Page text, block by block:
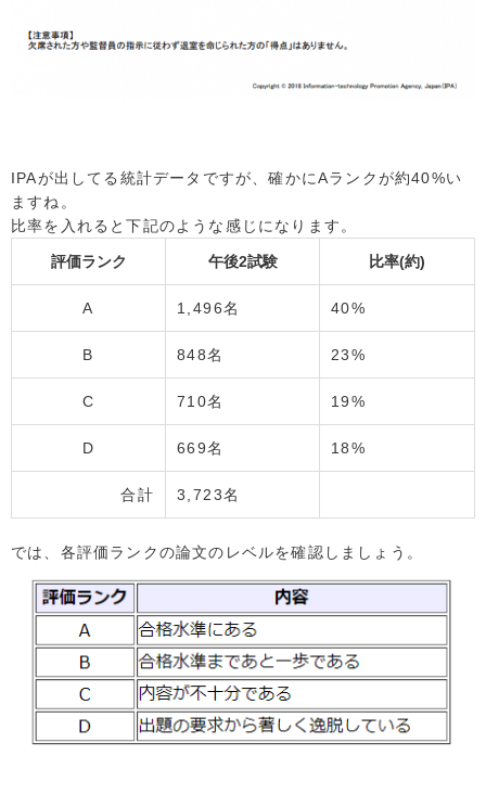
IPAが出してる統計データですが、確かにAランクが約40%い
ますね。
比率を入れると下記のような感じになります。
評価ランク 午後2試験 比率(約)
A 1,496名 40%
B 848名 23%
C 710名 19%
D 669名 18%
合計 3,723名
では、各評価ランクの論文のレベルを確認しましょう。